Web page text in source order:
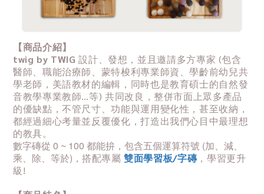
【商品介紹】
twig by TWIG 設計、發想，並且邀請多方專家 (包含
醫師、職能治療師、蒙特梭利專業師資、學齡前幼兒共
學老師，美語教材的編輯，同時也是教育碩士的自然發
音教學專業教師…等) 共同改良，整併市面上眾多產品
的優缺點，不管尺寸、功能與運用變化性，甚至收納，
都經過細心考量並反覆優化，打造出我們心目中最理想
的教具。
數字磚從 0 ~ 100 都能拚，包含五個運算符號 (加、減、
乘、除、等於)， 搭配專屬 雙面學習板/字磚，學習更升
級!